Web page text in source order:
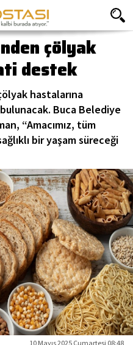
çölyak
destek
hastalarına
Buca Belediye
“Amacımız, tüm
bir yaşam süreceği
10 Mayıs 2025 Cumartesi 08:48